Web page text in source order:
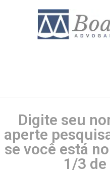
Digite seu
aperte
se você está
1/3 de